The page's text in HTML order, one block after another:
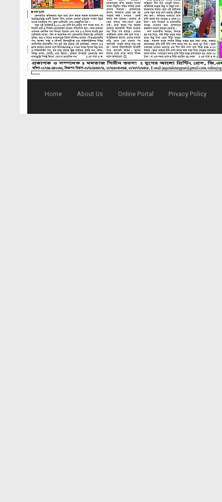
Home About Us Online Portal Privacy Policy